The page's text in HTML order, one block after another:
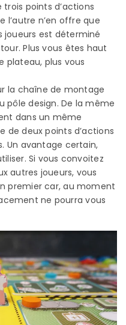
points d’actions
l’autre n’en offre que
joueurs est déterminé
Plus vous êtes haut
plateau, plus vous
la chaîne de montage
pôle design. De la même
dans un même
de deux points d’actions
Un avantage certain,
Si vous convoitez
autres joueurs, vous
premier car, au moment
ne pourra vous